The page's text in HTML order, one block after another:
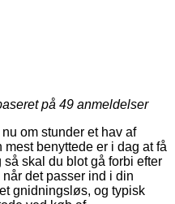
på 49 anmeldelser
om stunder et hav af
benyttede er i dag at få
skal du blot gå forbi efter
det passer ind i din
gnidningsløs, og typisk